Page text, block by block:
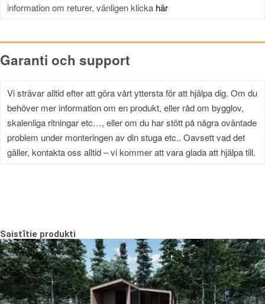
informationom returer, vänligen klicka här
Garanti och support
Vi strävar alltid efter att göra vårt yttersta för att hjälpa dig. Om du
behöver mer information om en produkt, eller råd om bygglov,
skalenliga ritningar etc…, eller om du har stött på några oväntade
problem under monteringen av din stuga etc.. Oavsett vad det
gäller, kontakta oss alltid – vi kommer att vara glada att hjälpa till.
Saistītie produkti